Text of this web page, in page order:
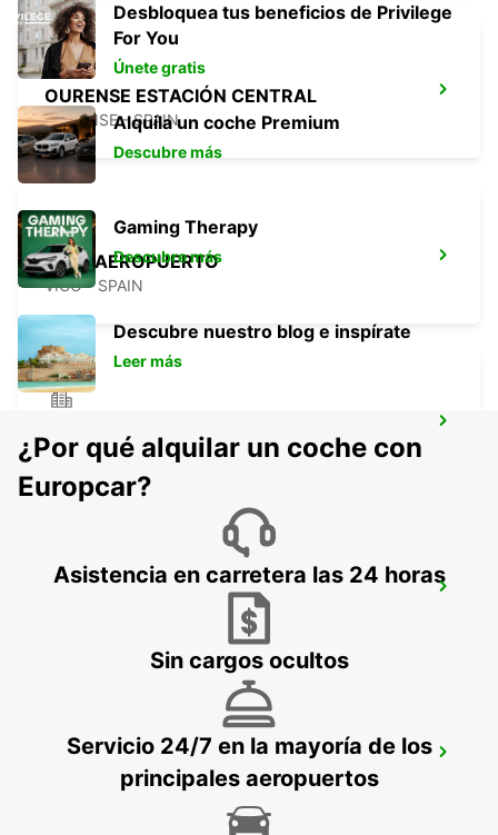
OURENSE ESTACIÓN CENTRAL
OURENSE - SPAIN
VIGO AEROPUERTO
VIGO - SPAIN
VIANA DO CASTELO - PORTUGAL
ASTURIAS AEROPUERTO
BRAGA
BRAGA - PORTUGAL
Desbloquea tus beneficios de Privilege
For You
Únete gratis
Alquila un coche Premium
Descubre más
Gaming Therapy
Descubre más
Descubre nuestro blog e inspírate
Leer más
¿Por qué alquilar un coche con
Europcar?
Asistencia en carretera las 24 horas
Sin cargos ocultos
Servicio 24/7 en la mayoría de los
principales aeropuertos